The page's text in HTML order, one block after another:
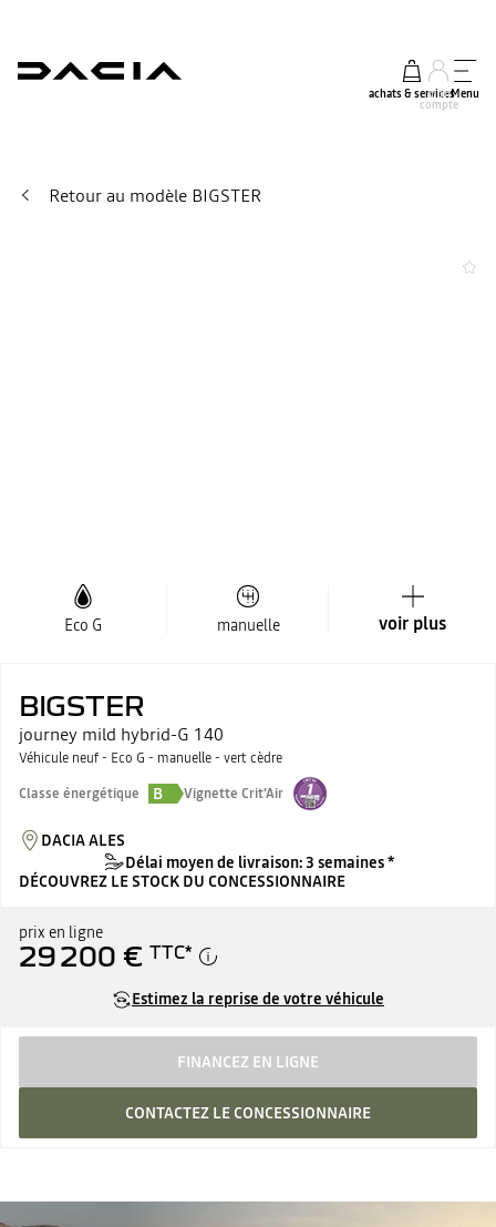
achats & services
mon
compte
Menu
Retour au modèle BIGSTER
Eco G manuelle voir plus
BIGSTER
journey mild hybrid-G 140
Véhicule neuf - Eco G - manuelle - vert cèdre
Classe énergétique
B Vignette Crit'Air
DACIA ALES
Délai moyen de livraison: 3 semaines *
DÉCOUVREZ LE STOCK DU CONCESSIONNAIRE
prix en ligne
29 200 € TTC*
Estimez la reprise de votre véhicule
FINANCEZ EN LIGNE
CONTACTEZ LE CONCESSIONNAIRE